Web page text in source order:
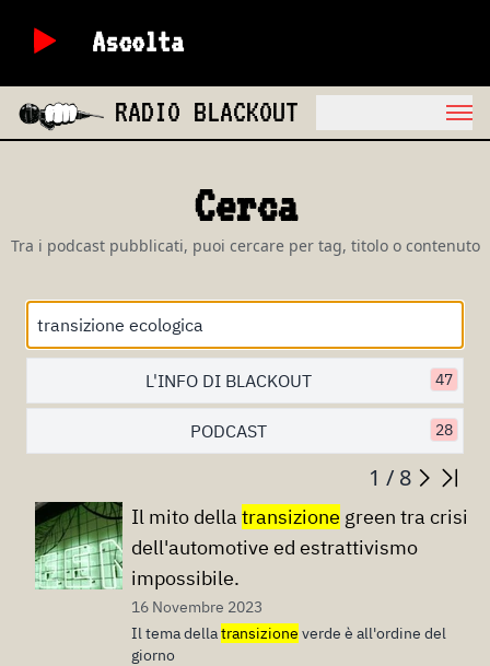
Ascolta
RADIO BLACKOUT
Cerca
Tra i podcast pubblicati, puoi cercare per tag, titolo o contenuto
L'INFO DI BLACKOUT 47
PODCAST 28
1 / 8
Il mito della transizione green tra crisi
dell'automotive ed estrattivismo
impossibile.
16 Novembre 2023
Il tema dellatransizione verde è all'ordine del
giorno